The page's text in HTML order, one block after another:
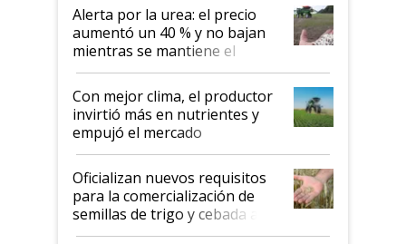
Alerta por la urea: el precio
aumentó un 40 % y no bajan
mientras se mantiene el
conflicto en Medio Oriente
Con mejor clima, el productor
invirtió más en nutrientes y
empujó el mercado
Oficializan nuevos requisitos
para la comercialización de
semillas de trigo y cebada a
granel